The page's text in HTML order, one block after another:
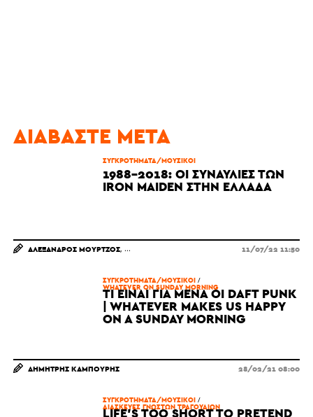
ΔΙΑΒΆΣΤΕ ΜΕΤΆ
ΣΥΓΚΡΟΤΗΜΑΤΑ/ΜΟΥΣΙΚΟΙ
1988-2018: ΟΙ ΣΥΝΑΥΛΊΕΣ ΤΩΝ
IRON MAIDEN ΣΤΗΝ ΕΛΛΆΔΑ
ΑΛΈΞΑΝΔΡΟΣ ΜΟΎΡΤΖΟΣ 11/07/22 11:50
ΣΥΓΚΡΟΤΗΜΑΤΑ/ΜΟΥΣΙΚΟΙ /
WHATEVER ON SUNDAY MORNING
ΤΙ ΕΊΝΑΙ ΓΙΑ ΜΈΝΑ ΟΙ DAFT PUNK
| WHATEVER MAKES US HAPPY
ON A SUNDAY MORNING
ΔΗΜΉΤΡΗΣ ΚΑΜΠΟΎΡΗΣ 28/02/21 08:00
ΣΥΓΚΡΟΤΗΜΑΤΑ/ΜΟΥΣΙΚΟΙ /
ΔΙΑΣΚΕΥΈΣ ΓΝΩΣΤΏΝ ΤΡΑΓΟΥΔΙΏΝ
LIFE'S TOO SHORT TO PRETEND